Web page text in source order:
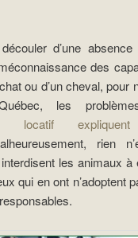
d’une absence
des
ou d’un cheval,
les
locatif
rien
les animaux à
qui en ont n’adoptent